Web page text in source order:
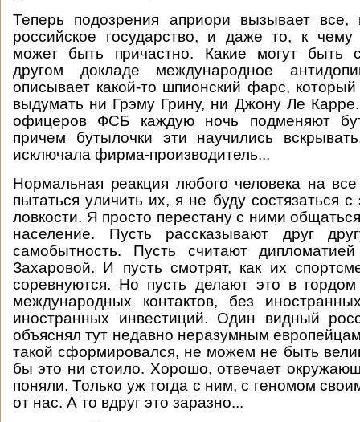
Теперь подозрения априори вызывает все,
российское государство, и даже то, к чему
может быть причастно. Какие могут быть
другом докладе международное
описывает какой-то шпионский фарс,
выдумать ни Грэму Грину, ни Джону Ле
офицеров ФСБ каждую ночь подменяют
причем бутылочки эти научились
исключала фирма-производитель...
Нормальная реакция любого человека на
пытаться уличить их, я не буду состязаться
ловкости. Я просто перестану с ними
население. Пусть рассказывают друг
самобытность. Пусть считают
Захаровой. И пусть смотрят, как их
соревнуются. Но пусть делают это в
международных контактов, без
иностранных инвестиций. Один видный
объяснял тут недавно неразумным
такой сформировался, не можем не быть
бы это ни стоило. Хорошо, отвечает
поняли. Только уж тогда с ним, с геномом
от нас. А то вдруг это заразно...